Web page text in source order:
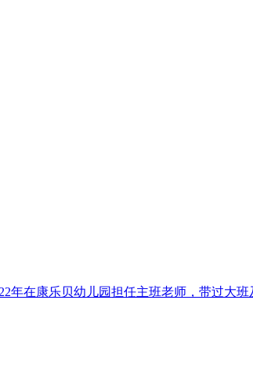
年在康乐贝幼儿园担任主班老师，带过大班